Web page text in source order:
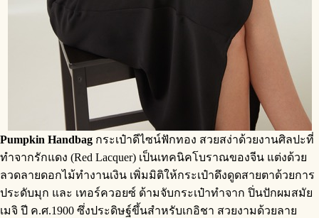
Pumpkin Handbag กระเป๋าดีไซน์ฟักทอง สวยสง่าด้วยงานศิลปะที่
ทำจากรักแดง (Red Lacquer) เป็นเทคนิคโบราณของจีน แต่งด้วย
ลวดลายดอกไม้ทำงานเงิน เพิ่มมิติให้กระเป๋าดึงดูดสายตาด้วยการ
ประดับมุก และ เทอร์ควอยซ์ ด้ามจับกระเป๋าทำจาก ปิ่นปักผมสมัย
เมจิ ปี ค.ศ.1900 ซึ่งประดิษฐ์ขึ้นสำหรับเกอิชา สวยงามด้วยลาย